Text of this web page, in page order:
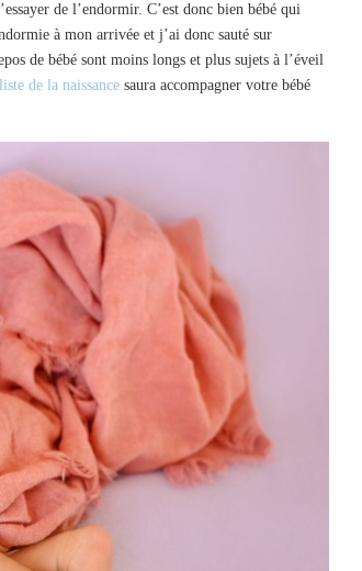
de l’endormir. C’est donc bien bébé qui
à mon arrivée et j’ai donc sauté sur
de bébé sont moins longs et plus sujets à l’éveil
de la naissance saura accompagner votre bébé